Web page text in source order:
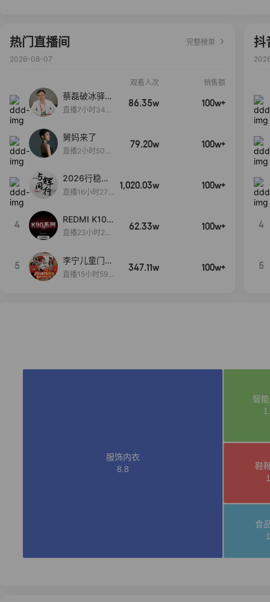
热门直播间
完整榜单
2026-08-07
观看人次 销售额
蔡磊破冰驿站
直播间好物分
直播7小时34分
86.35w 100w+
舅妈来了
直播2小时50分
79.20w 100w+
2026行稳致
远
直播16小时27
1,020.03w 100w+
4
REDMI K100
Pro系列新品
启！
直播23小时26
62.33w 100w+
5
李宁儿童门店
爆款赤兔8pr
直播15小时59
347.11w 100w+
抖
4
5